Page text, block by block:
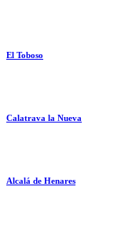
El Toboso
Calatrava la Nueva
Alcalá de Henares